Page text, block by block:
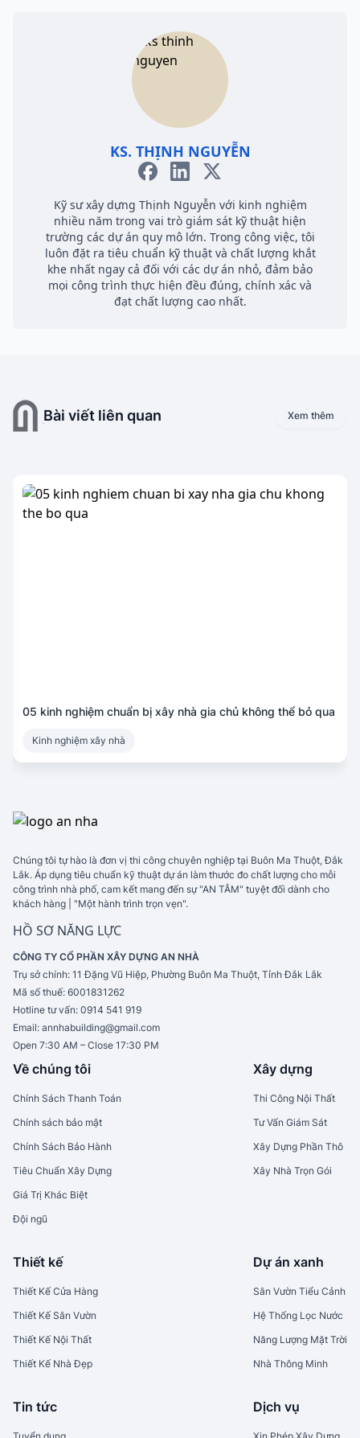
KS. THỊNH NGUYỄN
Kỹ sư xây dựng Thịnh Nguyễn với kinh nghiệm
nhiều năm trong vai trò giám sát kỹ thuật hiện
trường các dự án quy mô lớn. Trong công việc, tôi
luôn đặt ra tiêu chuẩn kỹ thuật và chất lượng khắt
khe nhất ngay cả đối với các dự án nhỏ, đảm bảo
mọi công trình thực hiện đều đúng, chính xác và
đạt chất lượng cao nhất.
Bài viết liên quan Xem thêm
05 kinh nghiệm chuẩn bị xây nhà gia chủ không thể bỏ qua
Kinh nghiệm xây nhà
Chúng tôi tự hào là đơn vị thi công chuyên nghiệp tại Buôn Ma Thuột, Đắk
Lắk. Áp dụng tiêu chuẩn kỹ thuật dự án làm thước đo chất lượng cho mỗi
công trình nhà phố, cam kết mang đến sự "AN TÂM" tuyệt đối dành cho
khách hàng | "Một hành trình trọn vẹn".
HỒ SƠ NĂNG LỰC
CÔNG TY CỔ PHẦN XÂY DỰNG AN NHÀ
Trụ sở chính: 11 Đặng Vũ Hiệp, Phường Buôn Ma Thuột, Tỉnh Đắk Lắk
Mã số thuế: 6001831262
Hotline tư vấn: 0914 541 919
Email: annhabuilding@gmail.com
Open 7:30 AM – Close 17:30 PM
Về chúng tôi
Chính Sách Thanh Toán
Chính sách bảo mật
Chính Sách Bảo Hành
Tiêu Chuẩn Xây Dựng
Giá Trị Khác Biệt
Đội ngũ
Xây dựng
Thi Công Nội Thất
Tư Vấn Giám Sát
Xây Dựng Phần Thô
Xây Nhà Trọn Gói
Thiết kế
Thiết Kế Cửa Hàng
Thiết Kế Sân Vườn
Thiết Kế Nội Thất
Thiết Kế Nhà Đẹp
Dự án xanh
Sân Vườn Tiểu Cảnh
Hệ Thống Lọc Nước
Năng Lượng Mặt Trời
Nhà Thông Minh
Tin tức Dịch vụ